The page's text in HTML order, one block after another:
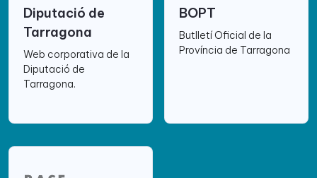
Diputació de
Tarragona
Web corporativa de la
Diputació de
Tarragona.
BOPT
Butlletí Oficial de la
Província de Tarragona